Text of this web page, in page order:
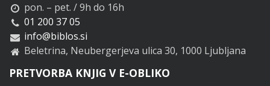
pon. – pet. / 9h do 16h
01 200 37 05
info@biblos.si
Beletrina, Neubergerjeva ulica 30, 1000 Ljubljana
PRETVORBA KNJIG V E-OBLIKO